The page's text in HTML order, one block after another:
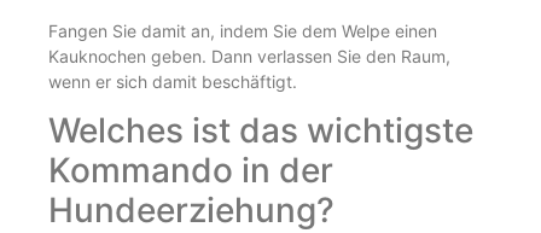
Fangen Sie damit an, indem Sie dem Welpe einen
Kauknochen geben. Dann verlassen Sie den Raum,
wenn er sich damit beschäftigt.
Welches ist das wichtigste
Kommando in der
Hundeerziehung?